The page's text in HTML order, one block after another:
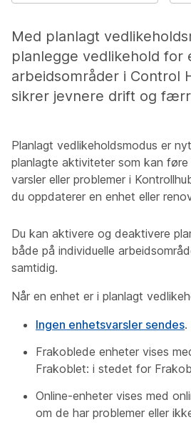
Med planlagt
planlegge vedlikehold for
arbeidsområder i Control
sikrer jevnere drift og
Planlagt vedlikeholdsmodus er
planlagte aktiviteter som kan
varsler eller problemer i
du oppdaterer en enhet eller
Du kan aktivere og deaktivere
både på individuelle
samtidig.
Når en enhet er i planlagt
Ingen enhetsvarsler sendes.
Frakoblede enheter vises
Frakoblet: i stedet for
Online-enheter vises med
om de har problemer eller